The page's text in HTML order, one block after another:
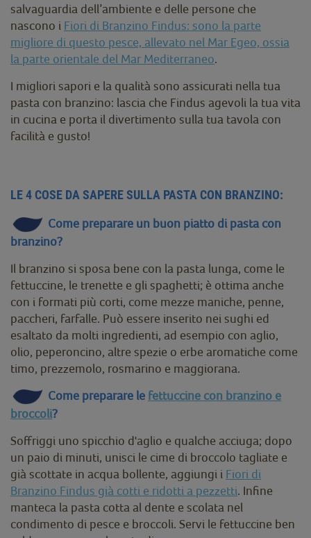
salvaguardia dell’ambiente e delle persone che
nascono i Fiori di Branzino Findus: sono la parte
migliore di questo pesce, allevato nel Mar Egeo, ossia
la parte orientale del Mar Mediterraneo.
I migliori sapori e la qualità sono assicurati nella tua
pasta con branzino: lascia che Findus agevoli la tua vita
in cucina e porta il divertimento sulla tua tavola con
facilità e gusto!
LE 4 COSE DA SAPERE SULLA PASTA CON BRANZINO:
Come preparare un buon piatto di pasta con
branzino?
Il branzino si sposa bene con la pasta lunga, come le
fettuccine, le trenette e gli spaghetti; è ottima anche
con i formati più corti, come mezze maniche, penne,
paccheri, farfalle. Può essere inserito nei sughi ed
esaltato da molti ingredienti, ad esempio con aglio,
olio, peperoncino, altre spezie o erbe aromatiche come
timo, prezzemolo, rosmarino e maggiorana.
Come preparare le fettuccine con branzino e
broccoli?
Soffriggi uno spicchio d'aglio e qualche acciuga; dopo
un paio di minuti, unisci le cime di broccolo tagliate e
già scottate in acqua bollente, aggiungi i Fiori di
Branzino Findus già cotti e ridotti a pezzetti. Infine
manteca la pasta cotta al dente e scolata nel
condimento di pesce e broccoli. Servi le fettuccine ben